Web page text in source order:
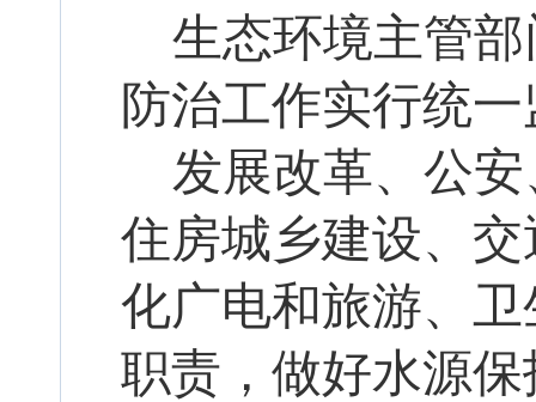
生态环境主管
防治工作实行统
发展改革、公
住房城乡建设、
化广电和旅游、
职责，做好水源